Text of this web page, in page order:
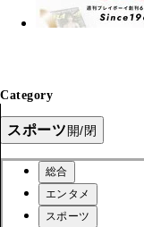
Category
スポーツ開/閉
総合
エンタメ
スポーツ